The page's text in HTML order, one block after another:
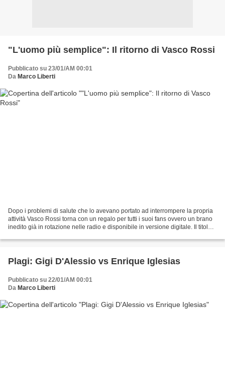
"L'uomo più semplice": Il ritorno di Vasco Rossi
Pubblicato su 23/01/AM 00:01
Da Marco Liberti
Dopo i problemi di salute che lo avevano portato ad interrompere la propria
attività Vasco Rossi torna con un regalo per tutti i suoi fans ovvero un brano
inedito già in rotazione nelle radio e disponibile in versione digitale. Il titolo
Plagi: Gigi D'Alessio vs Enrique Iglesias
Pubblicato su 22/01/AM 00:01
Da Marco Liberti